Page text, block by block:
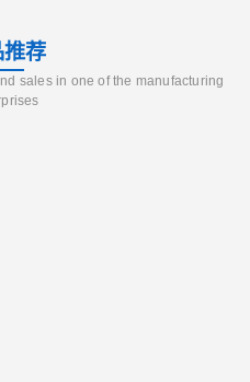
推荐
sales in one of the manufacturing